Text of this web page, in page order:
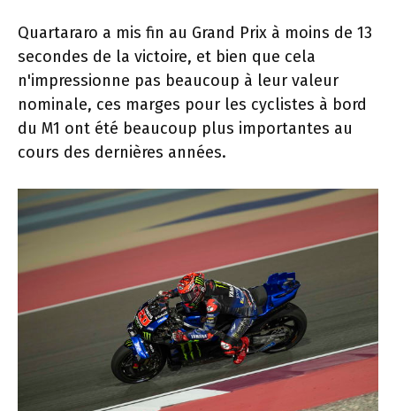
Quartararo a mis fin au Grand Prix à moins de 13
secondes de la victoire, et bien que cela
n'impressionne pas beaucoup à leur valeur
nominale, ces marges pour les cyclistes à bord
du M1 ont été beaucoup plus importantes au
cours des dernières années.